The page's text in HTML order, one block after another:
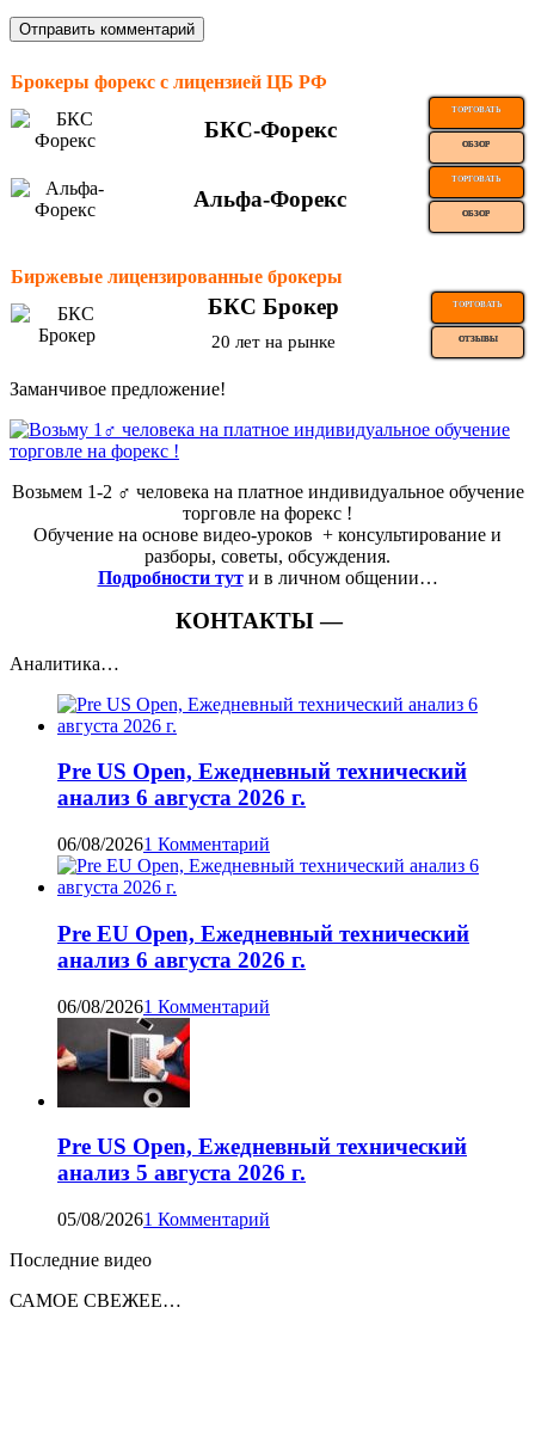
Брокеры форекс с лицензией ЦБ РФ
БКС-Форекс
ТОРГОВАТЬ
ОБЗОР
Альфа-Форекс
ТОРГОВАТЬ
ОБЗОР
Биржевые лицензированные брокеры
БКС Брокер ТОРГОВАТЬ
20 лет на рынке ОТЗЫВЫ
Заманчивое предложение!
Возьмем 1-2 ‍♂️ человека на платное индивидуальное обучение
торговле на форекс !
Обучение на основе видео-уроков ️ + консультирование и
разборы, советы, обсуждения.
Подробности тут и в личном общении…
КОНТАКТЫ —
Аналитика…
Pre US Open, Ежедневный технический
анализ 6 августа 2026 г.
06/08/20261 Комментарий
Pre EU Open, Ежедневный технический
анализ 6 августа 2026 г.
06/08/20261 Комментарий
Pre US Open, Ежедневный технический
анализ 5 августа 2026 г.
05/08/20261 Комментарий
Последние видео
САМОЕ СВЕЖЕЕ…